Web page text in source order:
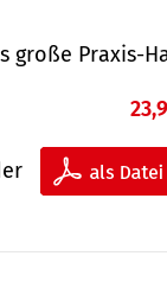
große Praxis-